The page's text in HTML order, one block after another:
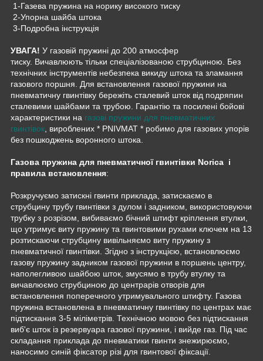
1-Газева пружина на норику високого тиску
2-Упорна шайба штока
3-Подробна інструкція
УВАГА! У газовій пружині до 200 атмосфер
тиску. Вичавлюють тільки спеціалізованою струбциною. Без
технічних інструментів небезпека викиду штока та зламання
газового поршня. Для встановлення газової пружини на
пневматичну гвинтівку бережіть сталевий шток від подряпин
сталевими шайбами та трубою. Гарантію та посилені бойові
характеристики на газові пружини для пневматичних
гвинтівок , вироблених * PNIVMAT * робимо для газових упорів
без пошкоджень воронного штока.
Газова пружина для пневматичної гвинтівки Norica і
правила встановлення:
Розкручуємо затискні гвинти приклада, затискаємо в
струбцину трубу гвинтівки з дулом і задником, використовуючи
трубку з розрізом, вибиваємо бічний штифт кріплення втулки,
що утримує виту пружину та гвинтовими рухами ключем на 13
розтискаючи струбцину вивільняємо виту пружину з
пневматичної гвинтівки. Згідно з інструкцією, встановлюємо
газову пружину задником газової пружини в поршень центру,
наполегливою шайбою шток, змусямо в трубу втулку та
вичавлюємо струбциною до центрарів отворів для
встановлення поперечного утримувального штифту. Газова
пружина встановлена в пневматичну гвинтівку по центрах має
підтискання 3-5 міліметрів. Технічною мовою без підтискання
виб'є шток із резервуара газової пружини, і вийде газ. Під час
складання приклада до пневматики гвинти знежирюємо,
наносимо синій фіксатор різі для гвинтової фіксації.